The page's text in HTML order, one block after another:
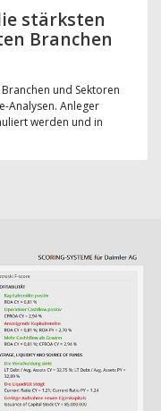
stärksten
Branchen
und Sektoren
Analysen. Anleger
werden und in